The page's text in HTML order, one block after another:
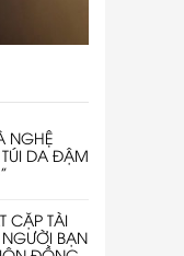
NGHỆ
TÚI DA ĐẬM
CẶP TÀI
BẠN